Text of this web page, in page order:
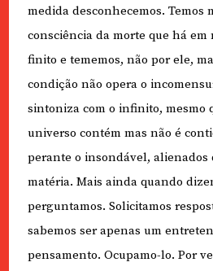
medida desconhecemos. Temos
consciência da morte que há em
finito e tememos, não por ele,
condição não opera o
sintoniza com o infinito, mesmo
universo contém mas não é
perante o insondável, alienados
matéria. Mais ainda quando
perguntamos. Solicitamos
sabemos ser apenas um
pensamento. Ocupamo-lo. Por